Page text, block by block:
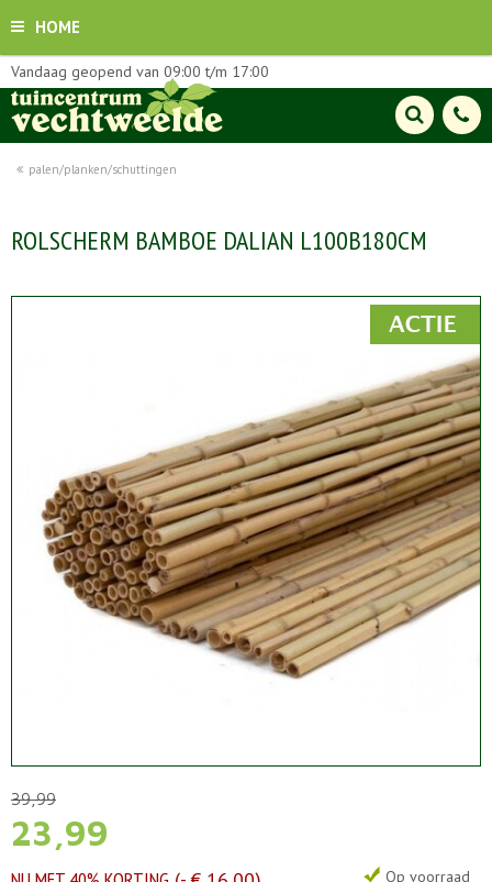
HOME
palen/planken/schuttingen
Vandaag geopend van 09:00 t/m 17:00
ROLSCHERM BAMBOE DALIAN L100B180CM
39,99
23,99
Op voorraad